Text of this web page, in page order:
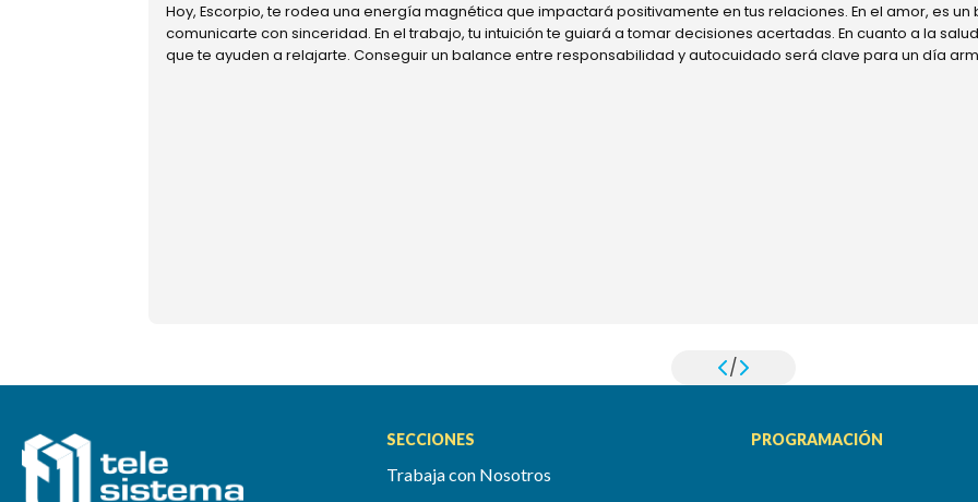
Hoy, Escorpio, te rodea una energía magnética que impactará positivamente en tus relaciones. En el amor, es
comunicarte con sinceridad. En el trabajo, tu intuición te guiará a tomar decisiones acertadas. En cuanto a la
que te ayuden a relajarte. Conseguir un balance entre responsabilidad y autocuidado será clave para un día
/
SECCIONES
Trabaja con Nosotros
PROGRAMACIÓN